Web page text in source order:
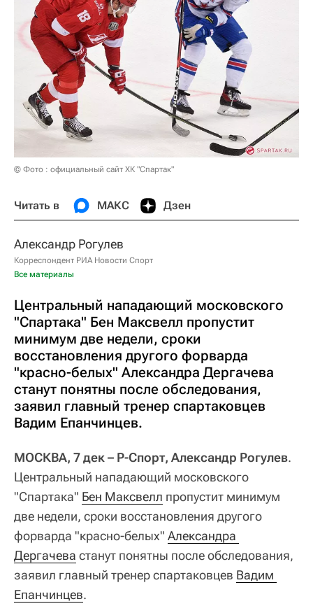
© Фото : официальный сайт ХК "Спартак"
Читать в МАКС Дзен
Александр Рогулев
Корреспондент РИА Новости Спорт
Все материалы
Центральный нападающий московского
"Спартака" Бен Максвелл пропустит
минимум две недели, сроки
восстановления другого форварда
"красно-белых" Александра Дергачева
станут понятны после обследования,
заявил главный тренер спартаковцев
Вадим Епанчинцев.
МОСКВА, 7 дек – Р-Спорт, Александр Рогулев.
Центральный нападающий московского
"Спартака" Бен Максвелл пропустит минимум
две недели, сроки восстановления другого
форварда "красно-белых" Александра
Дергачева станут понятны после обследования,
заявил главный тренер спартаковцев Вадим
Епанчинцев.